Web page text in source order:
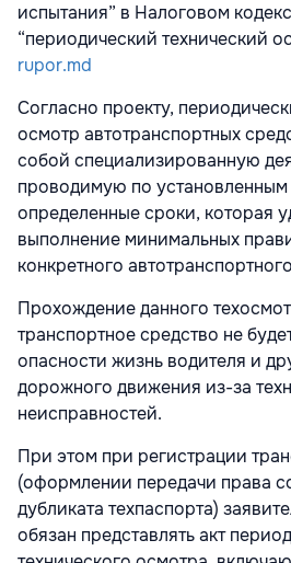
испытания” в Налоговом
“периодический технический
rupor.md
Согласно проекту,
осмотр автотранспортных
собой специализированную
проводимую по
определенные сроки, которая
выполнение минимальных
конкретного
Прохождение данного
транспортное средство не
опасности жизнь водителя и
дорожного движения из-за
неисправностей.
При этом при регистрации
(оформлении передачи права
дубликата техпаспорта)
обязан представлять акт